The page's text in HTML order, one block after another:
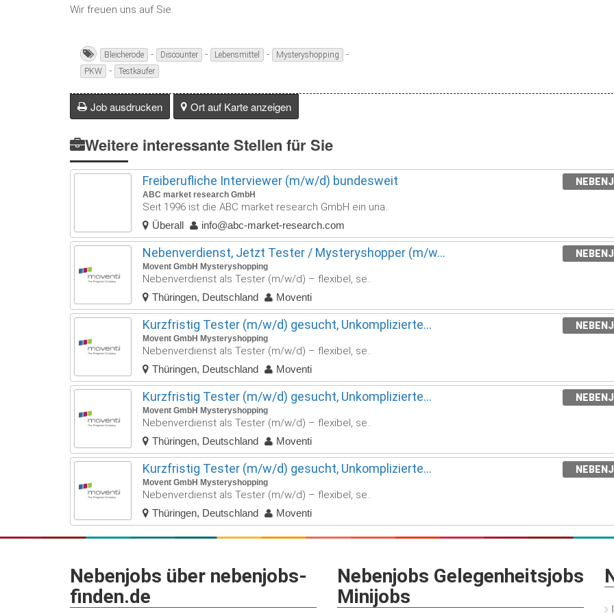
Wir freuen uns auf Sie.
Bleicherode - Discounter - Lebensmittel - Mysteryshopping -
PKW - Testkäufer
Job ausdrucken Ort auf Karte anzeigen
Weitere interessante Stellen für Sie
Freiberufliche Interviewer (m/w/d) bundesweit
ABC market research GmbH
Seit 1996 ist die ABC market research GmbH ein una..
Überall info@abc-market-research.com
Nebenverdienst, Jetzt Tester / Mysteryshopper (m/w...
Movent GmbH Mysteryshopping
Nebenverdienst als Tester (m/w/d) – flexibel, se..
Thüringen, Deutschland Moventi
Kurzfristig Tester (m/w/d) gesucht, Unkomplizierte...
Movent GmbH Mysteryshopping
Nebenverdienst als Tester (m/w/d) – flexibel, se..
Thüringen, Deutschland Moventi
Kurzfristig Tester (m/w/d) gesucht, Unkomplizierte...
Movent GmbH Mysteryshopping
Nebenverdienst als Tester (m/w/d) – flexibel, se..
Thüringen, Deutschland Moventi
Kurzfristig Tester (m/w/d) gesucht, Unkomplizierte...
Movent GmbH Mysteryshopping
Nebenverdienst als Tester (m/w/d) – flexibel, se..
Thüringen, Deutschland Moventi
Nebenjobs über nebenjobs-
finden.de
Nebenjobs Gelegenheitsjobs
Minijobs